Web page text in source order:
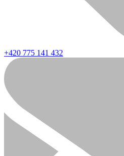
+420 775 141 432